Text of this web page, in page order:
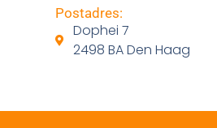
Postadres:
Dophei 7
2498 BA Den Haag